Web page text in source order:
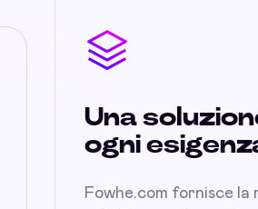
Una
ogni
Fowhe.com fornisce la